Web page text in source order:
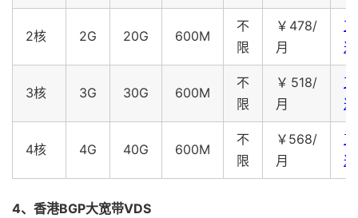
2核 2G 20G 600M
不
限
￥478/
月
直
达
3核 3G 30G 600M
不
限
￥518/
月
直
达
4核 4G 40G 600M
不
限
￥568/
月
直
达
4、香港BGP大宽带VDS